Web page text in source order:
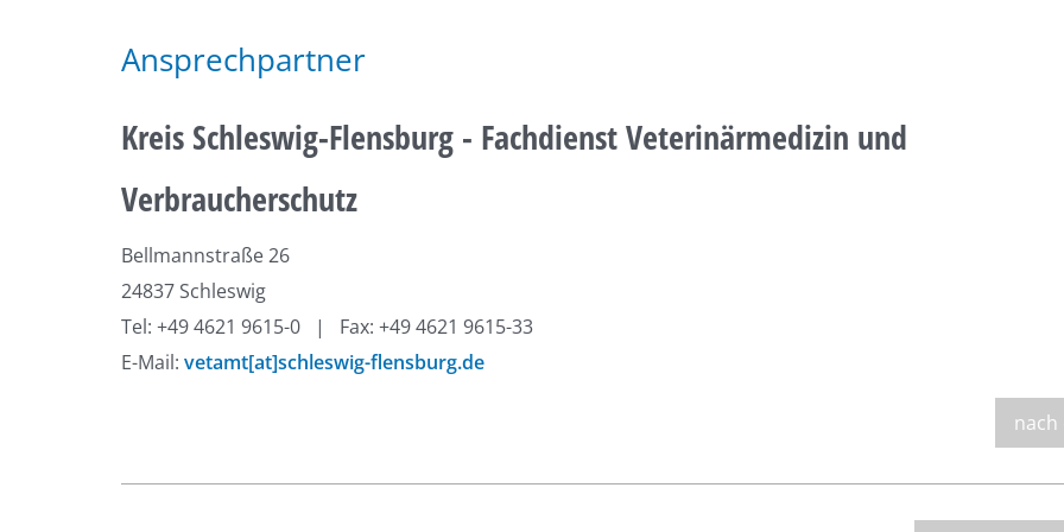
Ansprechpartner
Kreis Schleswig-Flensburg - Fachdienst Veterinärmedizin und
Verbraucherschutz
Bellmannstraße 26
24837 Schleswig
Tel: +49 4621 9615-0 | Fax: +49 4621 9615-33
E-Mail: vetamt[at]schleswig-flensburg.de
nach